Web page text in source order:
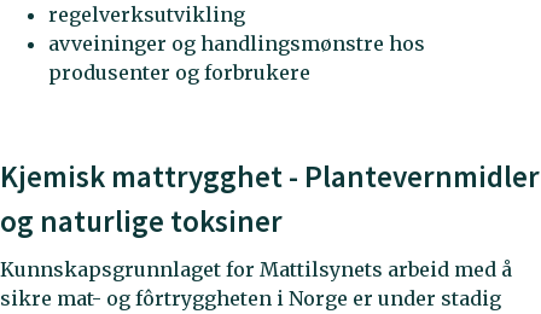
regelverksutvikling
avveininger og handlingsmønstre hos
produsenter og forbrukere
Kjemisk mattrygghet - Plantevernmidler
og naturlige toksiner
Kunnskapsgrunnlaget for Mattilsynets arbeid med å
sikre mat- og fôrtryggheten i Norge er under stadig